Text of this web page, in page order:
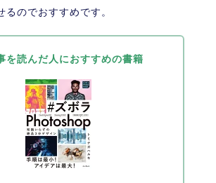
るのでおすすめです。
を読んだ人におすすめの書籍